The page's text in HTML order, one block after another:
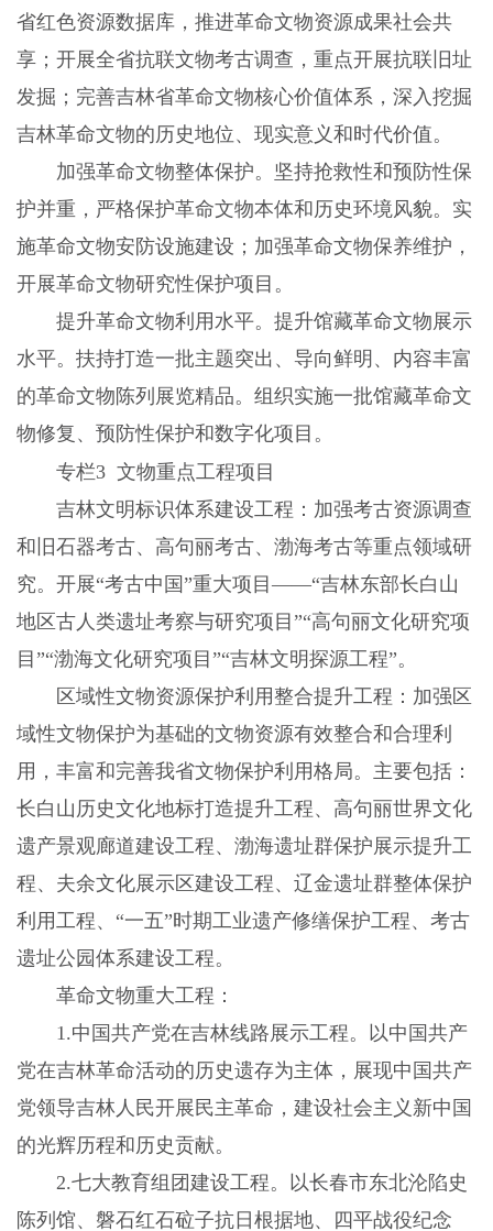
省红色资源数据库，推进革命文物资源成果社会共
享；开展全省抗联文物考古调查，重点开展抗联旧址
发掘；完善吉林省革命文物核心价值体系，深入挖掘
吉林革命文物的历史地位、现实意义和时代价值。
加强革命文物整体保护。坚持抢救性和预防性保
护并重，严格保护革命文物本体和历史环境风貌。实
施革命文物安防设施建设；加强革命文物保养维护，
开展革命文物研究性保护项目。
提升革命文物利用水平。提升馆藏革命文物展示
水平。扶持打造一批主题突出、导向鲜明、内容丰富
的革命文物陈列展览精品。组织实施一批馆藏革命文
物修复、预防性保护和数字化项目。
专栏3 文物重点工程项目
吉林文明标识体系建设工程：加强考古资源调查
和旧石器考古、高句丽考古、渤海考古等重点领域研
究。开展“考古中国”重大项目——“吉林东部长白山
地区古人类遗址考察与研究项目”“高句丽文化研究项
目”“渤海文化研究项目”“吉林文明探源工程”。
区域性文物资源保护利用整合提升工程：加强区
域性文物保护为基础的文物资源有效整合和合理利
用，丰富和完善我省文物保护利用格局。主要包括：
长白山历史文化地标打造提升工程、高句丽世界文化
遗产景观廊道建设工程、渤海遗址群保护展示提升工
程、夫余文化展示区建设工程、辽金遗址群整体保护
利用工程、“一五”时期工业遗产修缮保护工程、考古
遗址公园体系建设工程。
革命文物重大工程：
1.中国共产党在吉林线路展示工程。以中国共产
党在吉林革命活动的历史遗存为主体，展现中国共产
党领导吉林人民开展民主革命，建设社会主义新中国
的光辉历程和历史贡献。
2.七大教育组团建设工程。以长春市东北沦陷史
陈列馆、磐石红石砬子抗日根据地、四平战役纪念